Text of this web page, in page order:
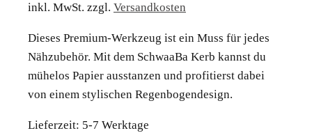
inkl. MwSt. zzgl. Versandkosten
Dieses Premium-Werkzeug ist ein Muss für jedes
Nähzubehör. Mit dem SchwaaBa Kerb kannst du
mühelos Papier ausstanzen und profitierst dabei
von einem stylischen Regenbogendesign.
Lieferzeit: 5-7 Werktage